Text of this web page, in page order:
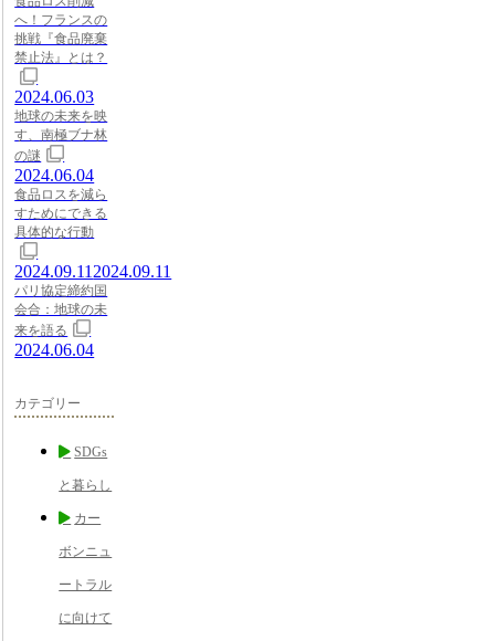
へ！フランスの
挑戦『食品廃棄
禁止法』とは？
2024.06.03
地球の未来を映
す、南極ブナ林
の謎
2024.06.04
食品ロスを減ら
すためにできる
具体的な行動
2024.09.11 2024.09.11
パリ協定締約国
会合：地球の未
来を語る
2024.06.04
カテゴリー
SDGs
と暮らし
カー
ボンニュ
ートラル
に向けて